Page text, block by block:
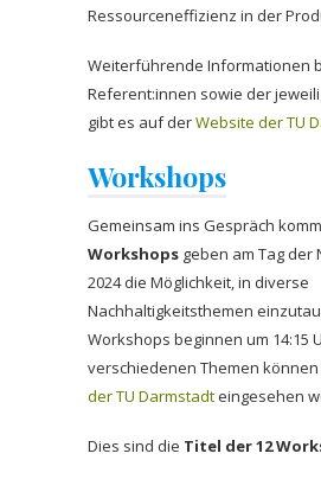
Ressourceneffizienz in der
Weiterführende Informationen
Referent:innen sowie der
gibt es auf derWebsite der TU
Workshops
Gemeinsam ins Gespräch
Workshops geben am Tag der
2024 die Möglichkeit, in diverse
Nachhaltigkeitsthemen
Workshops beginnen um 14:15
verschiedenen Themen
der TU Darmstadteingesehen
Dies sind die Titel der 12